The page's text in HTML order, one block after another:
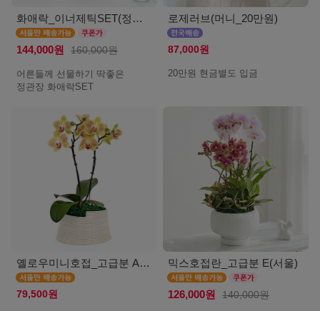
화애락_이너제틱SET(정관장_서울)
144,000원 160,000원
어른들께 선물하기 딱좋은
정관장 화애락SET
로제러브(머니_20만원)
87,000원
20만원 현금별도 입금
옐로우미니호접_고급분 A(서울)
79,500원
믹스호접란_고급분 E(서울)
126,000원 140,000원